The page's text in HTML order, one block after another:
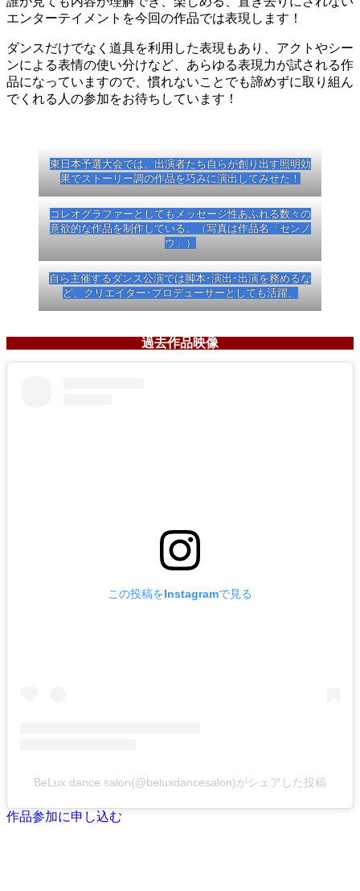
エンターテイメントを今回の作品では表現します！
ダンスだけでなく道具を利用した表現もあり、アクトやシー
ンによる表情の使い分けなど、あらゆる表現力が試される作
品になっていますので、慣れないことでも諦めずに取り組ん
でくれる人の参加をお待ちしています！
東日本予選大会では、出演者たち自らが創り出す照明効
果でストーリー調の作品を巧みに演出してみせた！
コレオグラファーとしてもメッセージ性あふれる数々の
意欲的な作品を制作している。（写真は作品名「センノ
ウ」）
自ら主催するダンス公演では脚本･演出･出演を務めるな
ど、クリエイター･プロデューサーとしても活躍。
過去作品映像
この投稿をInstagramで見る
BeLux dance salon(@beluxdancesalon)がシェアした投稿
作品参加に申し込む